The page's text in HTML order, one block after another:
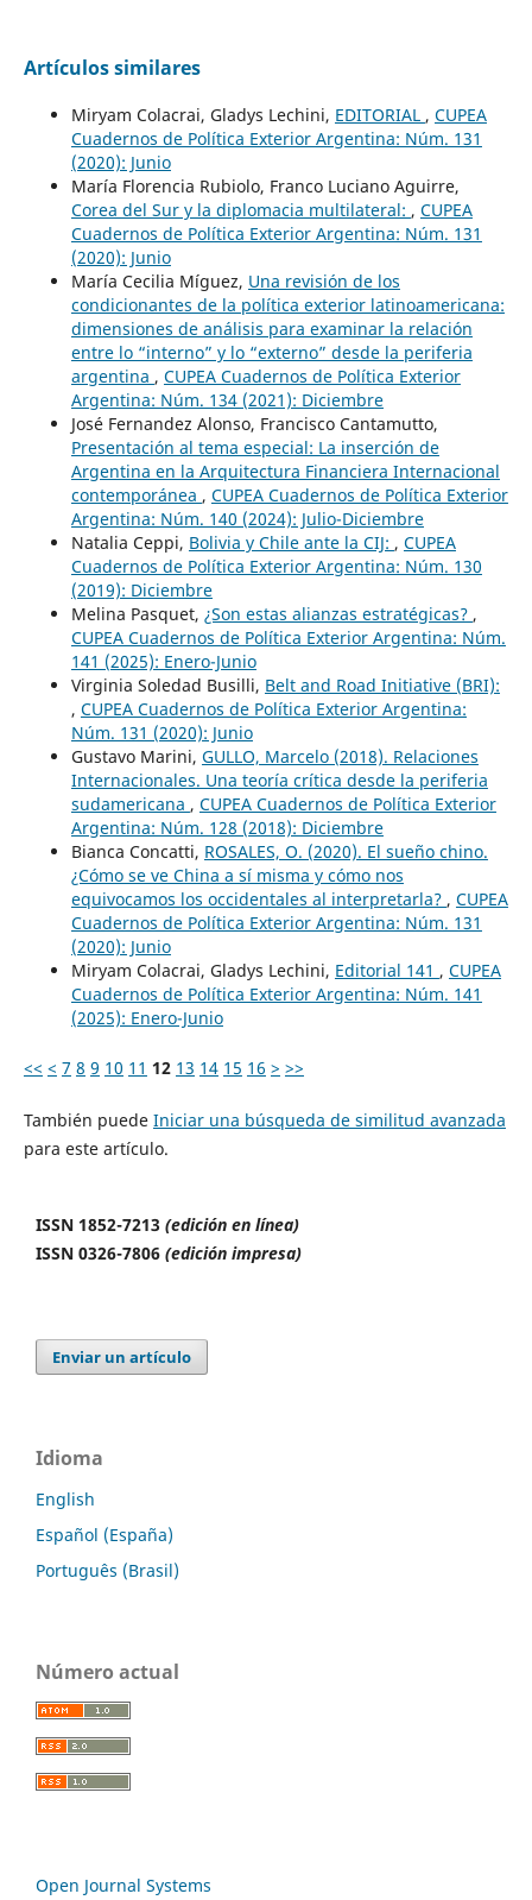
Artículos similares
Miryam Colacrai, Gladys Lechini, EDITORIAL , CUPEA
Cuadernos de Política Exterior Argentina: Núm. 131
(2020): Junio
María Florencia Rubiolo, Franco Luciano Aguirre,
Corea del Sur y la diplomacia multilateral: , CUPEA
Cuadernos de Política Exterior Argentina: Núm. 131
(2020): Junio
María Cecilia Míguez, Una revisión de los
condicionantes de la política exterior latinoamericana:
dimensiones de análisis para examinar la relación
entre lo “interno” y lo “externo” desde la periferia
argentina , CUPEA Cuadernos de Política Exterior
Argentina: Núm. 134 (2021): Diciembre
José Fernandez Alonso, Francisco Cantamutto,
Presentación al tema especial: La inserción de
Argentina en la Arquitectura Financiera Internacional
contemporánea , CUPEA Cuadernos de Política Exterior
Argentina: Núm. 140 (2024): Julio-Diciembre
Natalia Ceppi, Bolivia y Chile ante la CIJ: , CUPEA
Cuadernos de Política Exterior Argentina: Núm. 130
(2019): Diciembre
Melina Pasquet, ¿Son estas alianzas estratégicas? ,
CUPEA Cuadernos de Política Exterior Argentina: Núm.
141 (2025): Enero-Junio
Virginia Soledad Busilli, Belt and Road Initiative (BRI):
, CUPEA Cuadernos de Política Exterior Argentina:
Núm. 131 (2020): Junio
Gustavo Marini, GULLO, Marcelo (2018). Relaciones
Internacionales. Una teoría crítica desde la periferia
sudamericana , CUPEA Cuadernos de Política Exterior
Argentina: Núm. 128 (2018): Diciembre
Bianca Concatti, ROSALES, O. (2020). El sueño chino.
¿Cómo se ve China a sí misma y cómo nos
equivocamos los occidentales al interpretarla? , CUPEA
Cuadernos de Política Exterior Argentina: Núm. 131
(2020): Junio
Miryam Colacrai, Gladys Lechini, Editorial 141 , CUPEA
Cuadernos de Política Exterior Argentina: Núm. 141
(2025): Enero-Junio
<< < 7 8 9 10 11 12 13 14 15 16 > >>
También puede Iniciar una búsqueda de similitud avanzada
para este artículo.
ISSN 1852-7213 (edición en línea)
ISSN 0326-7806 (edición impresa)
Enviar un artículo
Idioma
English
Español (España)
Português (Brasil)
Número actual
Open Journal Systems